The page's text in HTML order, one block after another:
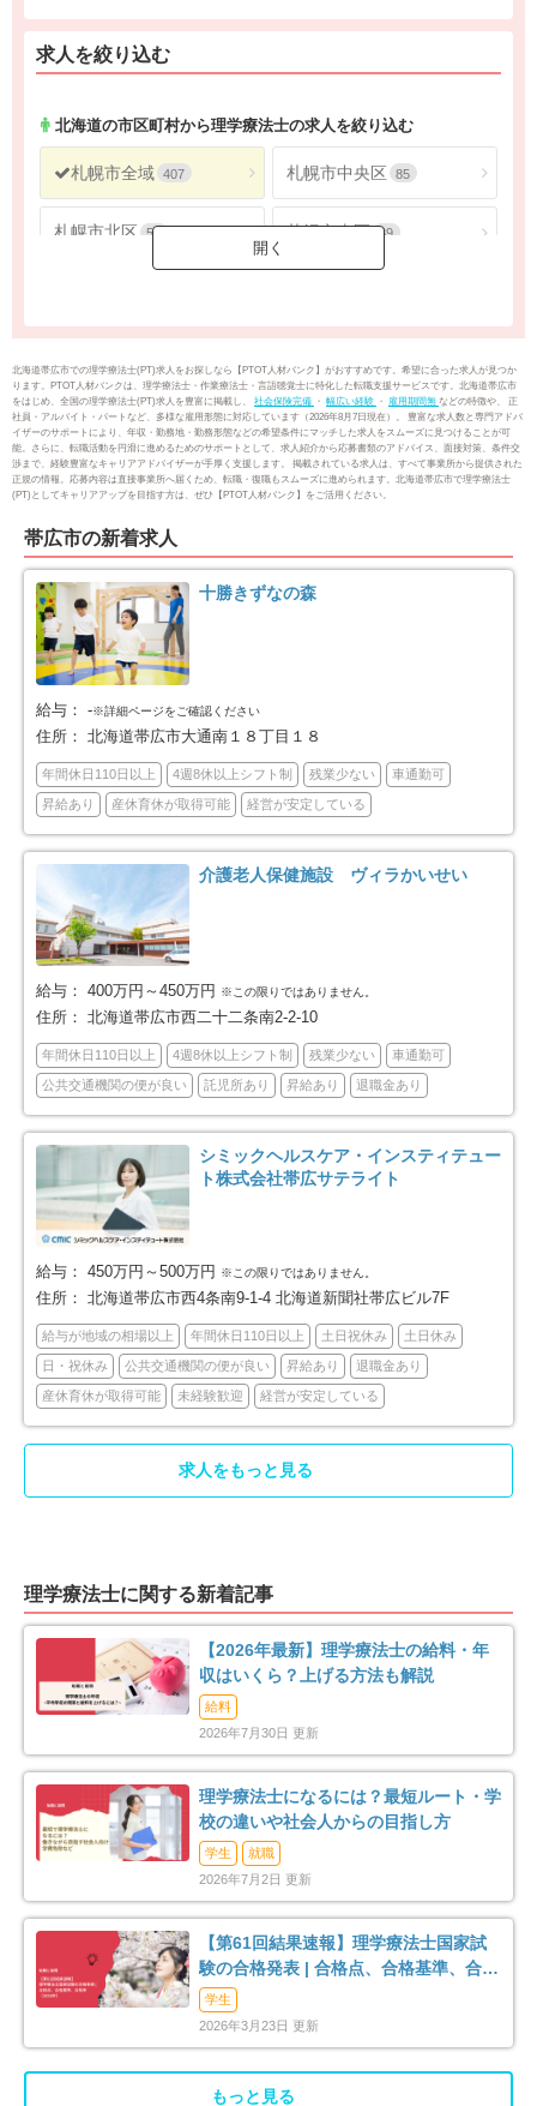
求人を絞り込む
北海道の市区町村から理学療法士の求人を絞り込む
札幌市全域 407 札幌市中央区 85
札幌市北区 56 札幌市東区 39
札幌市厚別区 21 札幌市手稲区 30
札幌市清田区 27 函館市 25
小樽市 27
室蘭市 3 釧路市
帯広市 26
夕張市 2
網走市 10 留萌市 1
江別市 20
紋別市 2
名寄市 5 三笠市 3
千歳市 16 滝川市 6
深川市 2 富良野市 3
登別市 4 恵庭市 11
伊達市 8
石狩市 11 北斗市 2
石狩郡当別町 4 石狩郡新篠津村 1
茅部郡森町
磯谷郡蘭越町 1
岩内郡岩内町 1 古宇郡泊村 2
余市郡余市町 5
夕張郡由仁町 2 夕張郡長沼町 2
夕張郡栗山町 1 樺戸郡浦臼町 1
苫前郡羽幌町
利尻郡利尻富士町 網走郡美幌町 3
斜里郡清里町 2
紋別郡遠軽町 2 有珠郡壮瞥町 2
北海道帯広市での理学療法士(PT)求人をお探しなら【PTOT人材バンク】がおすすめです。希望に合った求人が見つか
ります。PTOT人材バンクは、理学療法士・作業療法士・言語聴覚士に特化した転職支援サービスです。北海道帯広市
をはじめ、全国の理学療法士(PT)求人を豊富に掲載し、 社会保険完備 ・ 幅広い経験 ・ 雇用期間無 などの特徴や、 正
社員・アルバイト・パートなど、多様な雇用形態に対応しています（2026年8月7日現在）。 豊富な求人数と専門アドバ
イザーのサポートにより、年収・勤務地・勤務形態などの希望条件にマッチした求人をスムーズに見つけることが可
能。さらに、転職活動を円滑に進めるためのサポートとして、求人紹介から応募書類のアドバイス、面接対策、条件交
渉まで、経験豊富なキャリアアドバイザーが手厚く支援します。 掲載されている求人は、すべて事業所から提供された
正規の情報。応募内容は直接事業所へ届くため、転職・復職もスムーズに進められます。北海道帯広市で理学療法士
(PT)としてキャリアアップを目指す方は、ぜひ【PTOT人材バンク】をご活用ください。
帯広市の新着求人
十勝きずなの森
給与： -※詳細ページをご確認ください
住所： 北海道帯広市大通南１８丁目１８
年間休日110日以上 4週8休以上シフト制 残業少ない 車通勤可
昇給あり 産休育休が取得可能 経営が安定している
介護老人保健施設 ヴィラかいせい
給与： 400万円～450万円 ※この限りではありません。
住所： 北海道帯広市西二十二条南2-2-10
年間休日110日以上 4週8休以上シフト制 残業少ない 車通勤可
公共交通機関の便が良い 託児所あり 昇給あり 退職金あり
シミックヘルスケア・インスティテュー
ト株式会社帯広サテライト
給与： 450万円～500万円 ※この限りではありません。
住所： 北海道帯広市西4条南9-1-4 北海道新聞社帯広ビル7F
給与が地域の相場以上 年間休日110日以上 土日祝休み 土日休み
日・祝休み 公共交通機関の便が良い 昇給あり 退職金あり
産休育休が取得可能 未経験歓迎 経営が安定している
求人をもっと見る
理学療法士に関する新着記事
【2026年最新】理学療法士の給料・年
収はいくら？上げる方法も解説
給料
2026年7月30日 更新
理学療法士になるには？最短ルート・学
校の違いや社会人からの目指し方
学生
就職
2026年7月2日 更新
【第61回結果速報】理学療法士国家試
験の合格発表 | 合格点、合格基準、合格
率（2026年）
学生
2026年3月23日 更新
もっと見る